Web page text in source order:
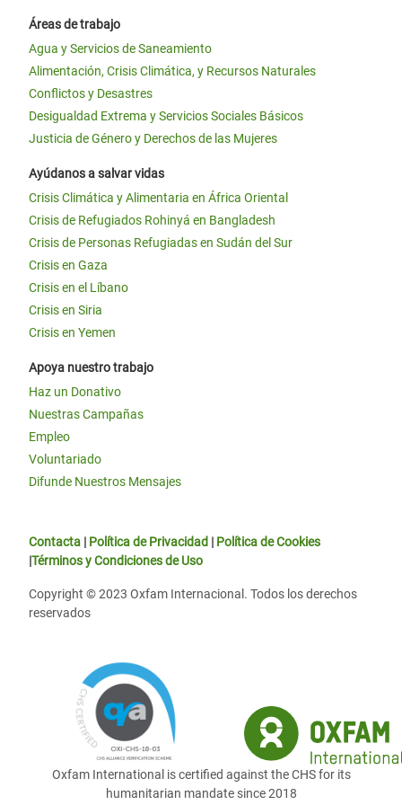
Áreas de trabajo
Agua y Servicios de Saneamiento
Alimentación, Crisis Climática, y Recursos Naturales
Conflictos y Desastres
Desigualdad Extrema y Servicios Sociales Básicos
Justicia de Género y Derechos de las Mujeres
Ayúdanos a salvar vidas
Crisis Climática y Alimentaria en África Oriental
Crisis de Refugiados Rohinyá en Bangladesh
Crisis de Personas Refugiadas en Sudán del Sur
Crisis en Gaza
Crisis en el Líbano
Crisis en Siria
Crisis en Yemen
Apoya nuestro trabajo
Haz un Donativo
Nuestras Campañas
Empleo
Voluntariado
Difunde Nuestros Mensajes
Contacta | Política de Privacidad | Política de Cookies
|Términos y Condiciones de Uso
Copyright © 2023 Oxfam Internacional. Todos los derechos
reservados
Oxfam International is certified against the CHS for its
humanitarian mandate since 2018